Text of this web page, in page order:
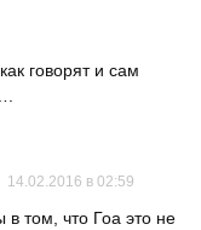
говорят и сам
14.02.2016 в 02:59
том, что Гоа это не